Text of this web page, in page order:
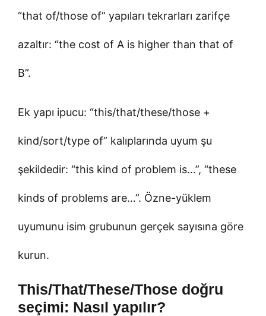
“that of/those of” yapıları tekrarları zarifçe
azaltır: “the cost of A is higher than that of
B”.
Ek yapı ipucu: “this/that/these/those +
kind/sort/type of” kalıplarında uyum şu
şekildedir: “this kind of problem is…”, “these
kinds of problems are…”. Özne-yüklem
uyumunu isim grubunun gerçek sayısına göre
kurun.
This/That/These/Those doğru
seçimi: Nasıl yapılır?